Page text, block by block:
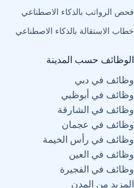
فحص الرواتب بالذكاء الاصطناعي
خطاب الاستقالة بالذكاء الاصطناعي
الوظائف حسب المدينة
وظائف في دبي
وظائف في أبوظبي
وظائف في الشارقة
وظائف في عجمان
وظائف في رأس الخيمة
وظائف في العين
وظائف في الفجيرة
المزيد من المدن